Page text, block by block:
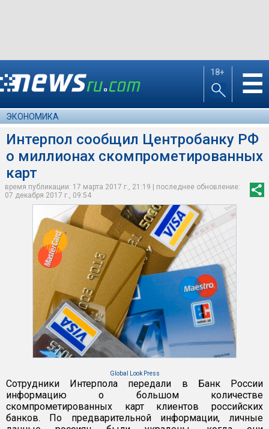
18+ ☰
ЭКОНОМИКА
Интерпол сообщил Центробанку РФ
о миллионах скомпрометированных
карт
время публикации: 17 марта 2017 г., 21:19 | последнее обновление:
07 декабря 2017 г., 09:54
Global Look Press
Сотрудники Интерпола передали в Банк России
информацию о большом количестве
скомпрометированных карт клиентов российских
банков. По предварительной информации, личные